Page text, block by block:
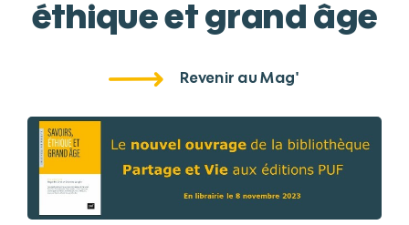
éthique et grand âge
Revenir au Mag'